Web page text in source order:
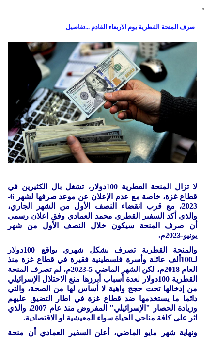
صرف المنحة القطرية يوم الاربعاء القادم ...تفاصيل
لا تزال المنحة القطرية 100دولار، تشغل بال الكثيرين في
قطاع غزة، خاصة مع عدم الإعلان عن موعد صرفها لشهر 6-
2023، مع قرب انقضاء النصف الأول من الشهر الجاري،
والذي أكد السفير القطري محمد العمادي وفق اعلان رسمي
أن صرف المنحة سيكون خلال النصف الأول من شهر
يونيو-2023م.
والمنحة القطرية تصرف بشكل شهري بواقع 100دولار
لـ100ألف عائلة وأسرة فلسطينية فقيرة في قطاع غزة منذ
العام 2018م، لكن الشهر الماضي 5-2023م، لم تصرف المنحة
القطرية 100دولار لعدة أسباب أبرزها منع الاحتلال الإسرائيلي
من إدخالها تحت حجج واهية لا أساس لها من الصحة، والتي
دائما ما يستخدمها ضد قطاع غزة في اطار التضيق عليهم
وزيادة الحصار "الإسرائيلي" المفروض منذ عام 2007، والذي
اثر على كافة مناحي الحياة سواء المعيشية او الاقتصادية.
ونهاية شهر مايو الماضي، أعلن السفير العمادي أن منحة